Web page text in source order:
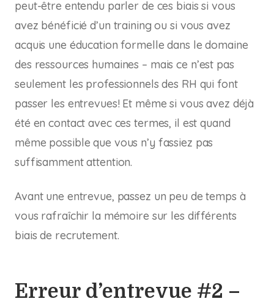
peut-être entendu parler de ces biais si vous
avez bénéficié d’un training ou si vous avez
acquis une éducation formelle dans le domaine
des ressources humaines – mais ce n’est pas
seulement les professionnels des RH qui font
passer les entrevues! Et même si vous avez déjà
été en contact avec ces termes, il est quand
même possible que vous n’y fassiez pas
suffisamment attention.
Avant une entrevue, passez un peu de temps à
vous rafraîchir la mémoire sur les différents
biais de recrutement.
Erreur d’entrevue #2 –